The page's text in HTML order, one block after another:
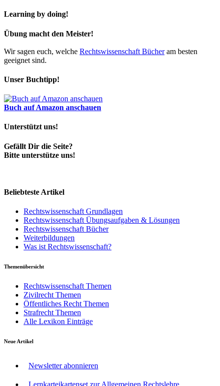
Learning by doing!
Übung macht den Meister!
Wir sagen euch, welche Rechtswissenschaft Bücheram besten
geeignet sind.
Unser Buchtipp!
Buch auf Amazon anschauen
Unterstützt uns!
Gefällt Dir die Seite?
Bitte unterstütze uns!
Beliebteste Artikel
Rechtswissenschaft Grundlagen
Rechtswissenschaft Übungsaufgaben & Lösungen
Rechtswissenschaft Bücher
Weiterbildungen
Was ist Rechtswissenschaft?
Themenübersicht
Rechtswissenschaft Themen
Zivilrecht Themen
Öffentliches Recht Themen
Strafrecht Themen
Alle Lexikon Einträge
Neue Artikel
Newsletter abonnieren